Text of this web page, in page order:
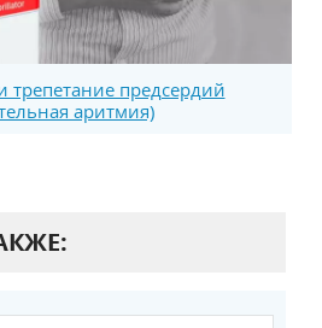
предсердий
аритмия)